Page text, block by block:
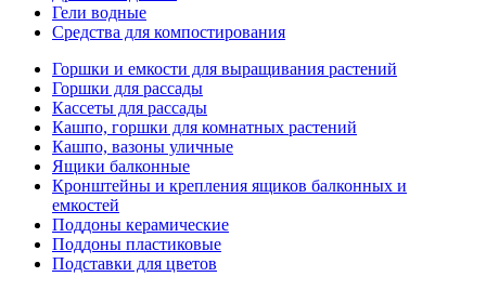
Гели водные
Средства для компостирования
Горшки и емкости для выращивания растений
Горшки для рассады
Кассеты для рассады
Кашпо, горшки для комнатных растений
Кашпо, вазоны уличные
Ящики балконные
Кронштейны и крепления ящиков балконных и
емкостей
Поддоны керамические
Поддоны пластиковые
Подставки для цветов